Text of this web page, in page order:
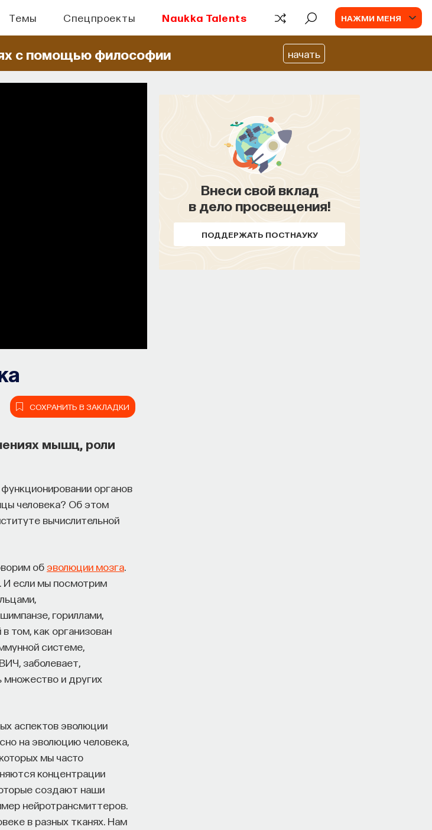
Темы Спецпроекты Naukka Talents НАЖМИ МЕНЯ
с помощью философии начать
СОХРАНИТЬ В ЗАКЛАДКИ
мышц, роли
органов
человека? Об этом
вычислительной
обэволюции мозга
И если мы посмотрим
гориллами,
том, как организован
системе,
заболевает,
множество и других
аспектов эволюции
на эволюцию человека,
мы часто
концентрации
создают наши
нейротрансмиттеров.
в разных тканях. Нам
Внеси свой вклад
в дело просвещения!
ПОДДЕРЖАТЬ ПОСТНАУКУ